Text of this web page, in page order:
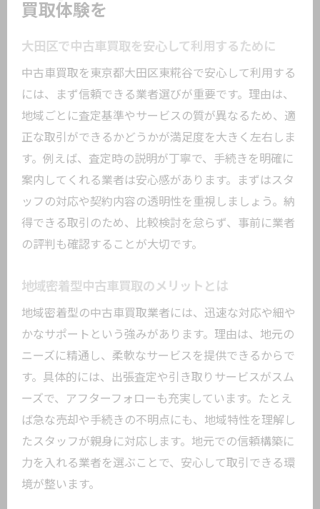
買取体験を
大田区で中古車買取を安心して利用するために
中古車買取を東京都大田区東糀谷で安心して利用する
には、まず信頼できる業者選びが重要です。理由は、
地域ごとに査定基準やサービスの質が異なるため、適
正な取引ができるかどうかが満足度を大きく左右しま
す。例えば、査定時の説明が丁寧で、手続きを明確に
案内してくれる業者は安心感があります。まずはスタ
ッフの対応や契約内容の透明性を重視しましょう。納
得できる取引のため、比較検討を怠らず、事前に業者
の評判も確認することが大切です。
地域密着型中古車買取のメリットとは
地域密着型の中古車買取業者には、迅速な対応や細や
かなサポートという強みがあります。理由は、地元の
ニーズに精通し、柔軟なサービスを提供できるからで
す。具体的には、出張査定や引き取りサービスがスム
ーズで、アフターフォローも充実しています。たとえ
ば急な売却や手続きの不明点にも、地域特性を理解し
たスタッフが親身に対応します。地元での信頼構築に
力を入れる業者を選ぶことで、安心して取引できる環
境が整います。